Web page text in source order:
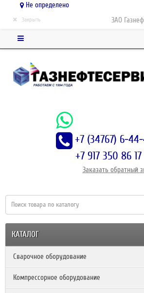
Не определено
ЗАО
× Закрыть
+7 (34767) 6-
+7 917 350 86 17
Заказать обратный
КАТАЛОГ
Сварочное оборудование
Компрессорное оборудование